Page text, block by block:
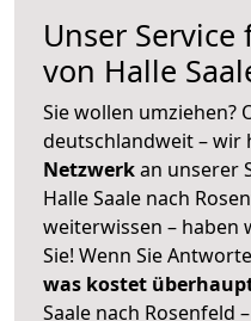
Unser
von Halle
Sie wollen umziehen?
deutschlandweit – wir
Netzwerkan unserer
Halle Saale nach
weiterwissen – haben
Sie! Wenn Sie
was kostet
Saale nach Rosenfeld